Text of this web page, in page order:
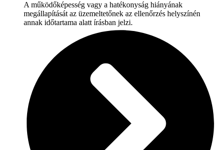
A működőképesség vagy a hatékonyság hiányának
megállapítását az üzemeltetőnek az ellenőrzés helyszínén
annak időtartama alatt írásban jelzi.